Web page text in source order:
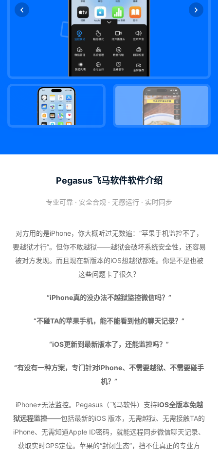
Pegasus飞马软件软件介绍
专业可靠 · 安全合规 · 无感运行 · 实时同步
对方用的是iPhone，你大概听过无数遍：“苹果手机监控不了，
要越狱才行”。但你不敢越狱——越狱会破坏系统安全性，还容易
被对方发现。而且现在新版本的iOS想越狱都难。你是不是也被
这些问题卡了很久？
“iPhone真的没办法不越狱监控微信吗？”
“不碰TA的苹果手机，能不能看到他的聊天记录？”
“iOS更新到最新版本了，还能监控吗？”
“有没有一种方案，专门针对iPhone、不需要越狱、不需要碰手
机？”
iPhone≠无法监控。Pegasus（飞马软件）支持iOS全版本免越
狱远程监控——包括最新的iOS 版本，无需越狱、无需接触TA的
iPhone、无需知道Apple ID密码，就能远程同步微信聊天记录、
获取实时GPS定位。苹果的“封闭生态”，挡不住真正的专业方